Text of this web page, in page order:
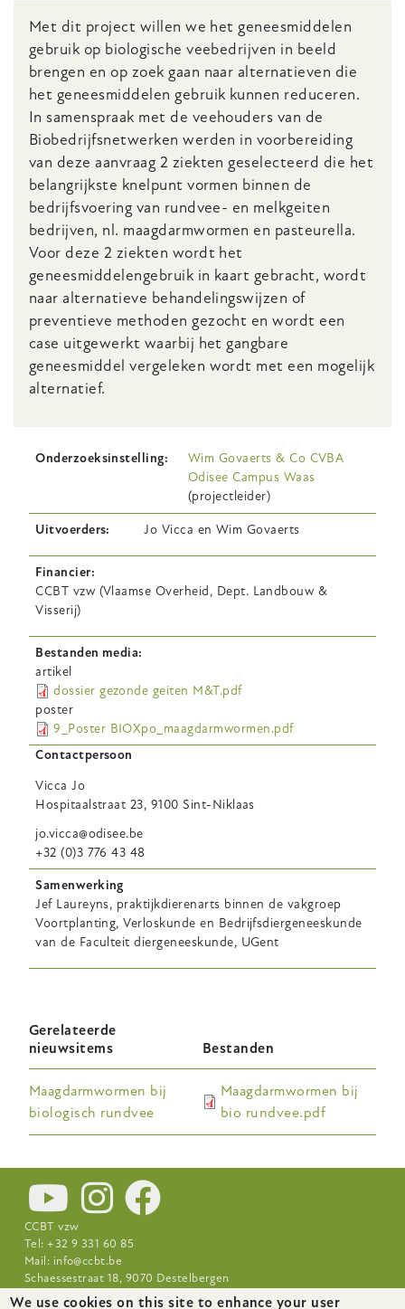
Body
Met dit project willen we het geneesmiddelen
gebruik op biologische veebedrijven in beeld
brengen en op zoek gaan naar alternatieven die
het geneesmiddelen gebruik kunnen reduceren.
In samenspraak met de veehouders van de
Biobedrijfsnetwerken werden in voorbereiding
van deze aanvraag 2 ziekten geselecteerd die het
belangrijkste knelpunt vormen binnen de
bedrijfsvoering van rundvee- en melkgeiten
bedrijven, nl. maagdarmwormen en pasteurella.
Voor deze 2 ziekten wordt het
geneesmiddelengebruik in kaart gebracht, wordt
naar alternatieve behandelingswijzen of
preventieve methoden gezocht en wordt een
case uitgewerkt waarbij het gangbare
geneesmiddel vergeleken wordt met een mogelijk
alternatief.
Onderzoeksinstelling
Wim Govaerts & Co CVBA
Odisee Campus Waas
(projectleider)
Uitvoerders Jo Vicca en Wim Govaerts
Financier
CCBT vzw (Vlaamse Overheid, Dept. Landbouw &
Visserij)
Bestanden media
artikel
dossier gezonde geiten M&T.pdf
poster
9_Poster BIOXpo_maagdarmwormen.pdf
Contactpersoon
Vicca Jo
Hospitaalstraat 23, 9100 Sint-Niklaas
jo.vicca@odisee.be
+32 (0)3 776 43 48
Samenwerking
Jef Laureyns, praktijkdierenarts binnen de vakgroep
Voortplanting, Verloskunde en Bedrijfsdiergeneeskunde
van de Faculteit diergeneeskunde, UGent
Gerelateerde
nieuwsitems
Bestanden
Maagdarmwormen bij
biologisch rundvee
Maagdarmwormen bij
bio rundvee.pdf
CCBT vzw
Tel: +32 9 331 60 85
Mail: info@ccbt.be
Schaessestraat 18, 9070 Destelbergen
Nieuws Over CCBT Praktijkcentra
We use cookies on this site to enhance your user